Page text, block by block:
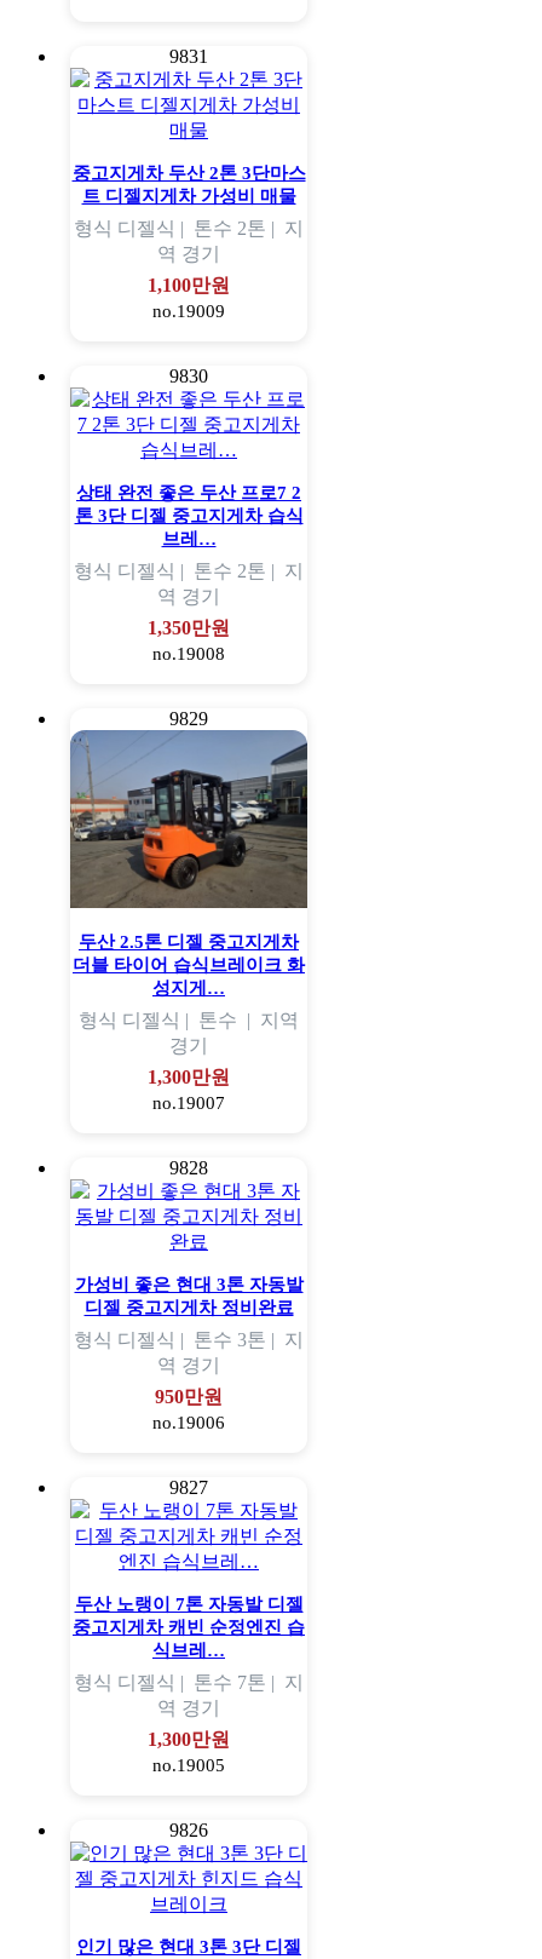
9831
중고지게차 두산 2톤 3단마스
트 디젤지게차 가성비 매물
형식 디젤식 | 톤수 2톤 | 지
역 경기
1,100만원
no.19009
9830
상태 완전 좋은 두산 프로7 2
톤 3단 디젤 중고지게차 습식
브레…
형식 디젤식 | 톤수 2톤 | 지
역 경기
1,350만원
no.19008
9829
두산 2.5톤 디젤 중고지게차
더블 타이어 습식브레이크 화
성지게…
형식 디젤식 | 톤수 | 지역
경기
1,300만원
no.19007
9828
가성비 좋은 현대 3톤 자동발
디젤 중고지게차 정비완료
형식 디젤식 | 톤수 3톤 | 지
역 경기
950만원
no.19006
9827
두산 노랭이 7톤 자동발 디젤
중고지게차 캐빈 순정엔진 습
식브레…
형식 디젤식 | 톤수 7톤 | 지
역 경기
1,300만원
no.19005
9826
인기 많은 현대 3톤 3단 디젤